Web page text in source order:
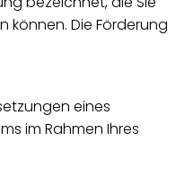
können. Die Förderung
eines
im Rahmen Ihres